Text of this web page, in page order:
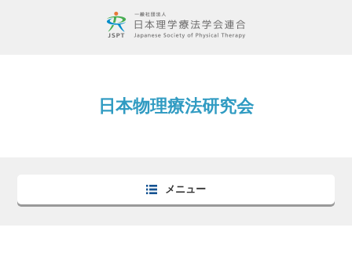
日本物理療法研究会
メニュー